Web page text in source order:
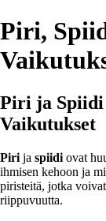
Piri,
Piri ja Spiidi
Vaikutukset
Piri ja spiidi ovat
ihmisen kehoon ja
piristeitä, jotka
riippuvuutta.